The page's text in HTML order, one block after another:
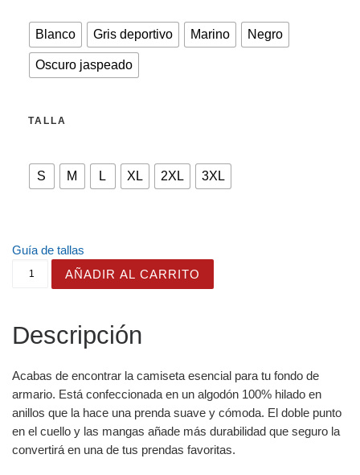
Blanco Gris deportivo Marino Negro
Oscuro jaspeado
TALLA
S M L XL 2XL 3XL
Guía de tallas
Camiseta con Bonito Diseño Imaginativo de estilo Folk
AÑADIR AL CARRITO
Descripción
Acabas de encontrar la camiseta esencial para tu fondo de
armario. Está confeccionada en un algodón 100% hilado en
anillos que la hace una prenda suave y cómoda. El doble punto
en el cuello y las mangas añade más durabilidad que seguro la
convertirá en una de tus prendas favoritas.